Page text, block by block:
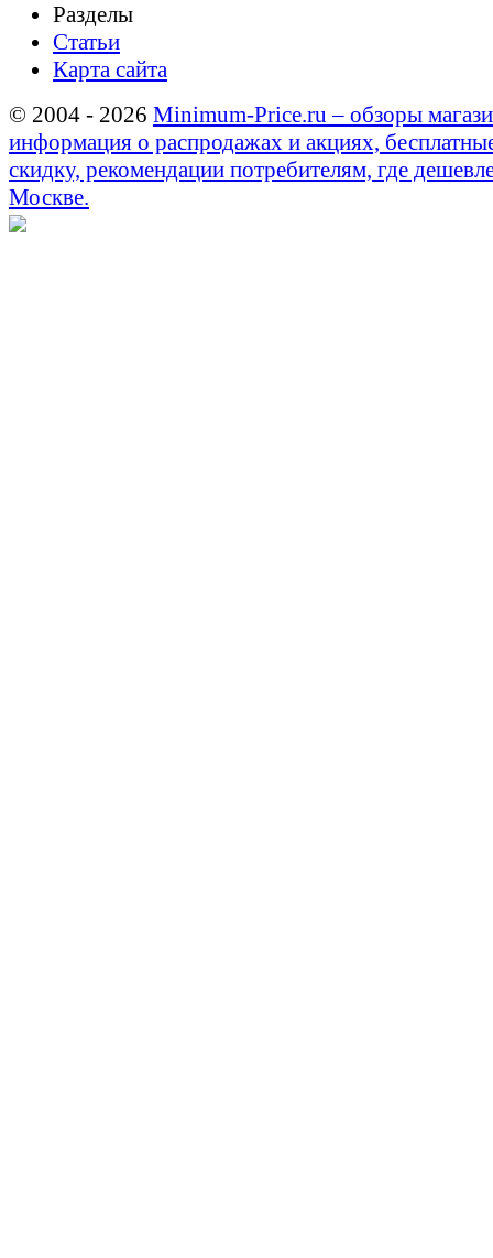
Разделы
Статьи
Карта сайта
© 2004 - 2026 Minimum-Price.ru – обзоры
информация о распродажах и акциях,
скидку, рекомендации потребителям, где
Москве.